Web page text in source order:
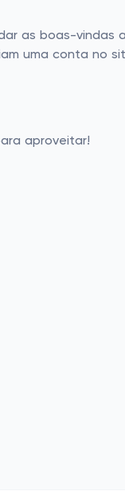
as boas-vindas
uma conta no
aproveitar!